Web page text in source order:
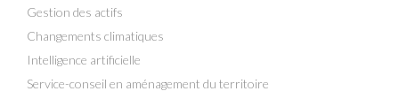
Gestion des actifs
Changements climatiques
Intelligence artificielle
Service-conseil en aménagement du territoire